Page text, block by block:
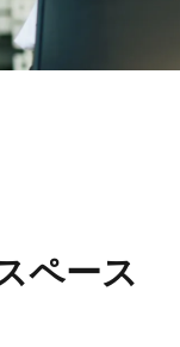
ペース